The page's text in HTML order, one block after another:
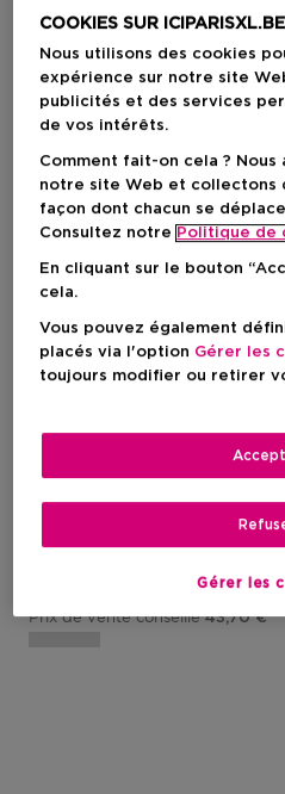
-15%
KÉRASTASE
Genesis Fondant Renforçateur
Prix de vente conseillé43,70 €
COOKIES SUR ICIPARISXL.BE
Nous utilisons des cookies
expérience sur notre site
publicités et des services
de vos intérêts.
Comment fait-on cela ? Nous
notre site Web et collectons
façon dont chacun se
Consultez notre Politique de
En cliquant sur le bouton
cela.
Vous pouvez également
placés via l'option Gérer les
toujours modifier ou retirer
Gérer les